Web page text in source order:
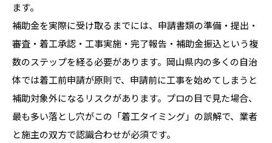
ます。
補助金を実際に受け取るまでには、申請書類の準備・提出・
審査・着工承認・工事実施・完了報告・補助金振込という複
数のステップを経る必要があります。岡山県内の多くの自治
体では着工前申請が原則で、申請前に工事を始めてしまうと
補助対象外になるリスクがあります。プロの目で見た場合、
最も多い落とし穴がこの「着工タイミング」の誤解で、業者
と施主の双方で認識合わせが必須です。